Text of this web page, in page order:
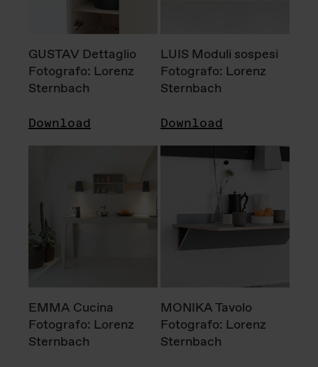
GUSTAV Dettaglio
Fotografo: Lorenz
Sternbach
Download
LUIS Moduli sospesi
Fotografo: Lorenz
Sternbach
Download
EMMA Cucina
Fotografo: Lorenz
Sternbach
MONIKA Tavolo
Fotografo: Lorenz
Sternbach